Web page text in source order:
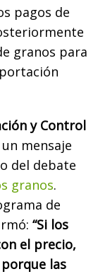
pagos de
granos para
y Control
mensaje
del debate
granos.
de
“Si los
el precio,
las